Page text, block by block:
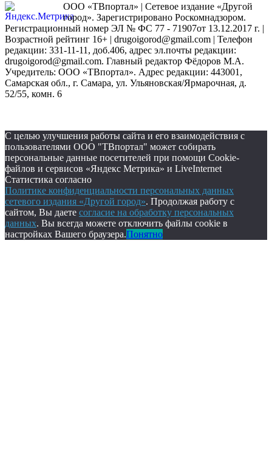
ООО «ТВпортал» | Сетевое издание «Другой
город». Зарегистрировано Роскомнадзором.
Регистрационный номер ЭЛ № ФС 77 - 71907от 13.12.2017 г. |
Возрастной рейтинг 16+ | drugoigorod@gmail.com | Телефон
редакции: 331-11-11, доб.406, адрес эл.почты редакции:
drugoigorod@gmail.com. Главный редактор Фёдоров М.А.
Учредитель: ООО «ТВпортал». Адрес редакции: 443001,
Самарская обл., г. Самара, ул. Ульяновская/Ярмарочная, д.
52/55, комн. 6
С целью улучшения работы сайта и его взаимодействия с
пользователями ООО "ТВпортал" может собирать
персональные данные посетителей при помощи Cookie-
файлов и сервисов «Яндекс Метрика» и LiveInternet
Статистика согласно
Политике конфиденциальности персональных данных
сетевого издания «Другой город». Продолжая работу с
сайтом, Вы даете согласие на обработку персональных
данных. Вы всегда можете отключить файлы cookie в
настройках Вашего браузера.Понятно